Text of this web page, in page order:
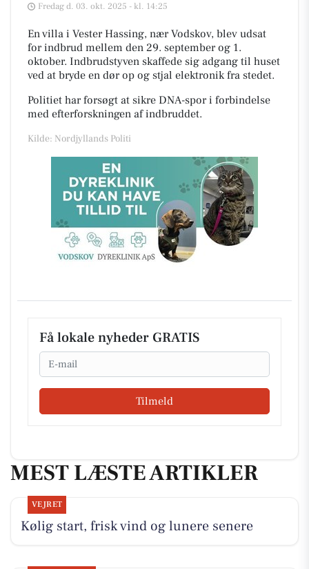
Fredag d. 03. okt. 2025 - kl. 14:25
En villa i Vester Hassing, nær Vodskov, blev udsat
for indbrud mellem den 29. september og 1.
oktober. Indbrudstyven skaffede sig adgang til huset
ved at bryde en dør op og stjal elektronik fra stedet.
Politiet har forsøgt at sikre DNA-spor i forbindelse
med efterforskningen af indbruddet.
Kilde: Nordjyllands Politi
Få lokale nyheder GRATIS
Email
Tilmeld
MEST LÆSTE ARTIKLER
VEJRET
Kølig start, frisk vind og lunere senere